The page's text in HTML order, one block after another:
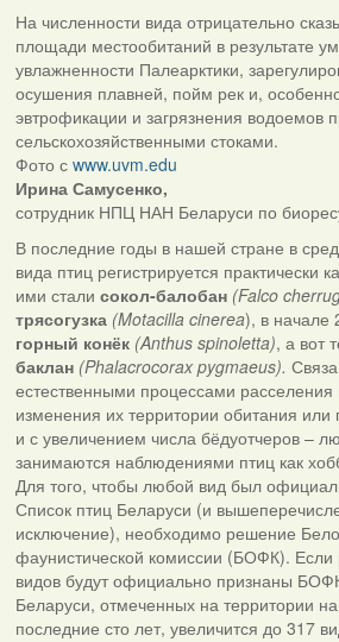
На численности вида отрицательно
площади местообитаний в результате
увлажненности Палеарктики,
осушения плавней, пойм рек и,
эвтрофикации и загрязнения
сельскохозяйственными стоками.
Фото с www.uvm.edu
Ирина Самусенко,
сотрудник НПЦ НАН Беларуси по
В последние годы в нашей стране в
вида птиц регистрируется практически
ими стали сокол-балобан (Falco
трясогузка (Motacilla cinerea), в начале
горный конёк (Anthus spinoletta), а вот
баклан (Phalacrocorax pygmaeus).
естественными процессами расселения
изменения их территории обитания или
и с увеличением числа бёдуотчеров –
занимаются наблюдениями птиц как
Для того, чтобы любой вид был
Список птиц Беларуси (и
исключение), необходимо решение
фаунистической комиссии (БОФК). Если
видов будут официально признаны
Беларуси, отмеченных на территории
последние сто лет, увеличится до 317